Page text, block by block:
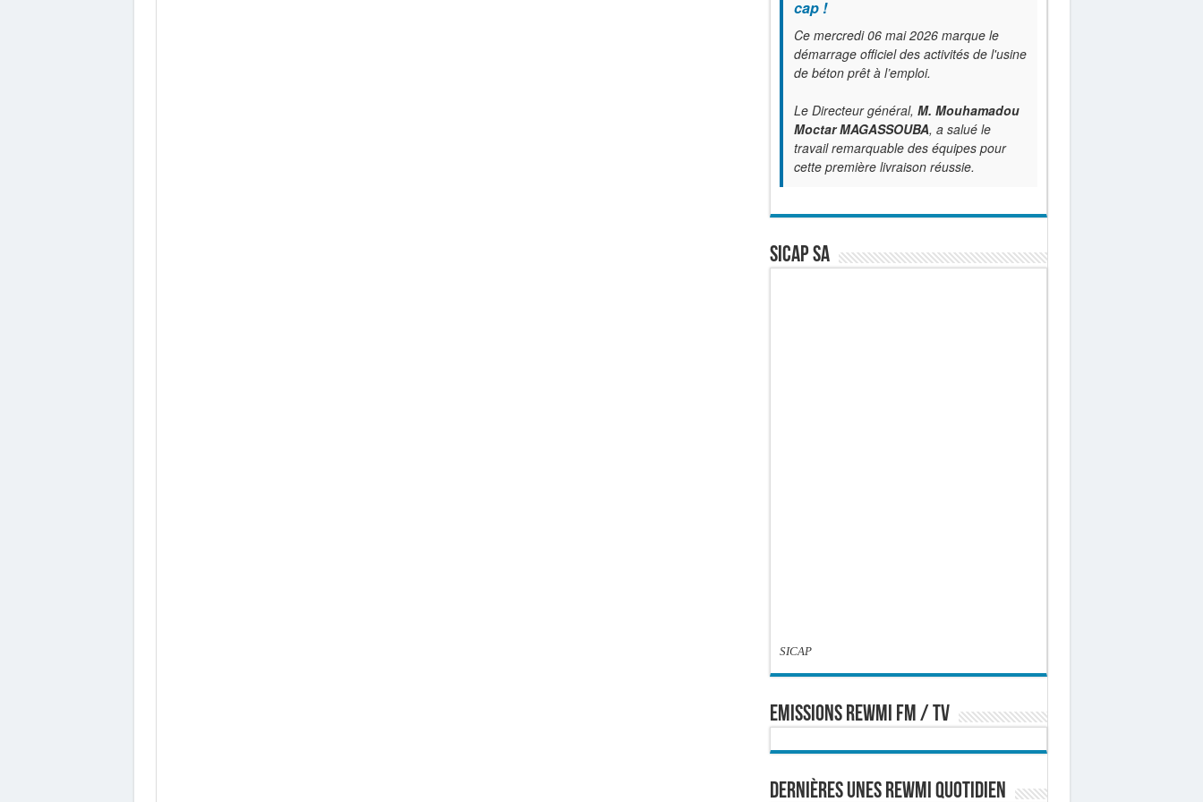
cap !
Ce mercredi 06 mai 2026 marque le
démarrage officiel des activités de l'usine
de béton prêt à l’emploi.
Le Directeur général, M. Mouhamadou
Moctar MAGASSOUBA, a salué le
travail remarquable des équipes pour
cette première livraison réussie.
SICAP SA
SICAP
EMISSIONS REWMI FM / TV
Dernières Unes Rewmi Quotidien